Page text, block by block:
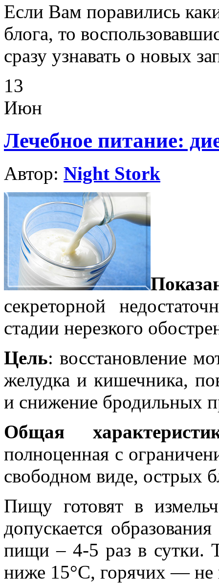
Если Вам поравились
блога, то
сразу узнавать о новых
13
Июн
Лечебное питание:
Автор: Night Stork
секреторной
стадии нерезкого
Цель: восстановление
желудка и кишечника,
и снижение бродильных
Общая
полноценная с
свободном виде, острых
Пищу готовят в
допускается
пищи – 4-5 раз в сутки.
ниже 15°С, горячих —